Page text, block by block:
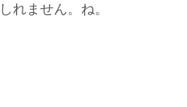
れません。ね。